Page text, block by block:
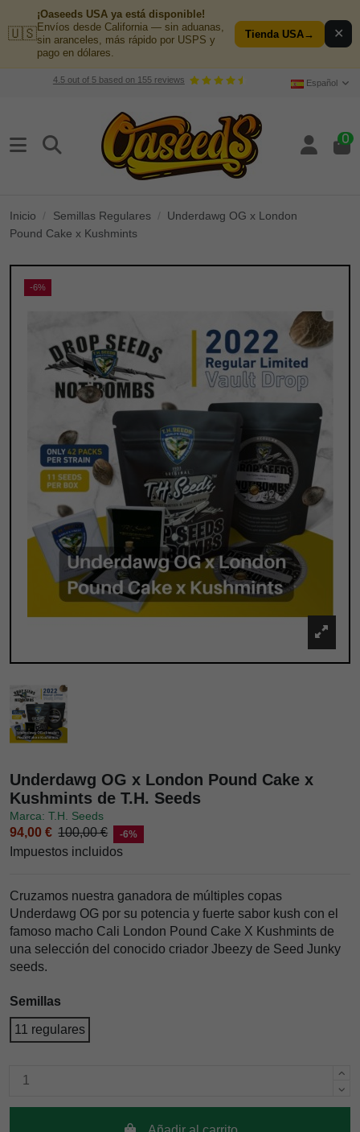
🇺🇸
¡Oaseeds USA ya está disponible!
Envíos desde California — sin aduanas,
sin aranceles, más rápido por USPS y
pago en dólares.
Tienda USA→ ✕
4.5out of 5based on 155reviews Español
0
Inicio Semillas Regulares
Underdawg OG x London
Pound Cake x Kushmints
-6%
Underdawg OG x London Pound Cake x
Kushmints de T.H. Seeds
Marca: T.H. Seeds
94,00 € 100,00 € -6%
Impuestos incluidos
Cruzamos nuestra ganadora de múltiples copas
Underdawg OG por su potencia y fuerte sabor kush con el
famoso macho Cali London Pound Cake X Kushmints de
una selección del conocido criador Jbeezy de Seed Junky
seeds.
Semillas
11 regulares